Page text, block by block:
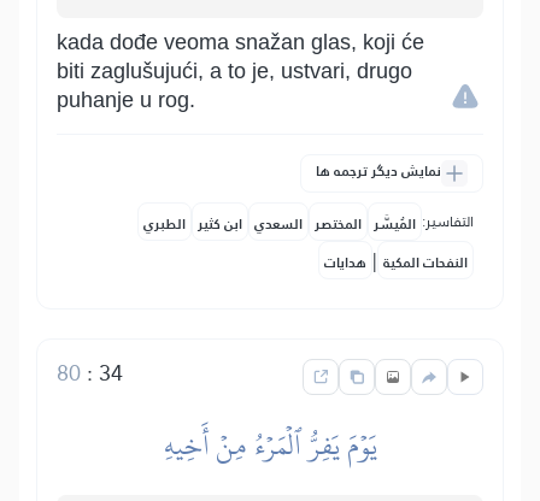
kada dođe veoma snažan glas, koji će
biti zaglušujući, a to je, ustvari, drugo
puhanje u rog.
نمایش دیگر ترجمه ها
التفاسير: المُيسَّر المختصر السعدي ابن كثير الطبري
النفحات المكية | هدايات
34
:
80
يَوۡمَ يَفِرُّ ٱلۡمَرۡءُ مِنۡ أَخِيهِ